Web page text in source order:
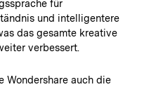
für
und intelligentere
das gesamte kreative
verbessert.
Wondershare auch die